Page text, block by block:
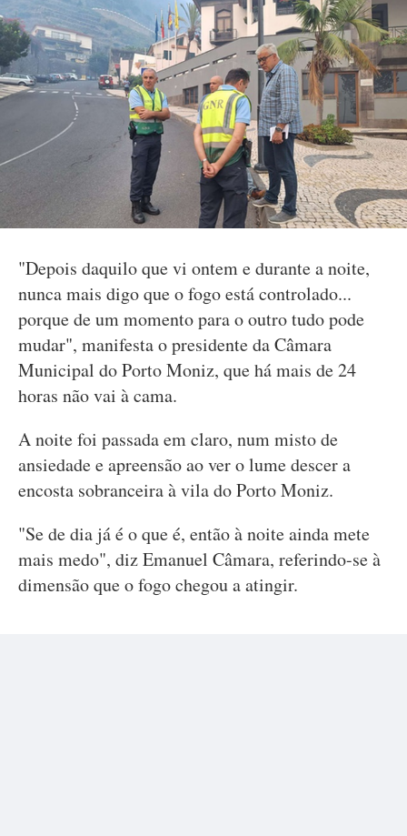
"Depois daquilo que vi ontem e durante a noite,
nunca mais digo que o fogo está controlado...
porque de um momento para o outro tudo pode
mudar", manifesta o presidente da Câmara
Municipal do Porto Moniz, que há mais de 24
horas não vai à cama.
A noite foi passada em claro, num misto de
ansiedade e apreensão ao ver o lume descer a
encosta sobranceira à vila do Porto Moniz.
"Se de dia já é o que é, então à noite ainda mete
mais medo", diz Emanuel Câmara, referindo-se à
dimensão que o fogo chegou a atingir.